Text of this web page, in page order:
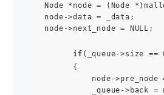
Node *node = (Node
node->data = _data;
node->next_node = NULL;
if (_queue->size ==
{
node->pre_node =
_queue->back =